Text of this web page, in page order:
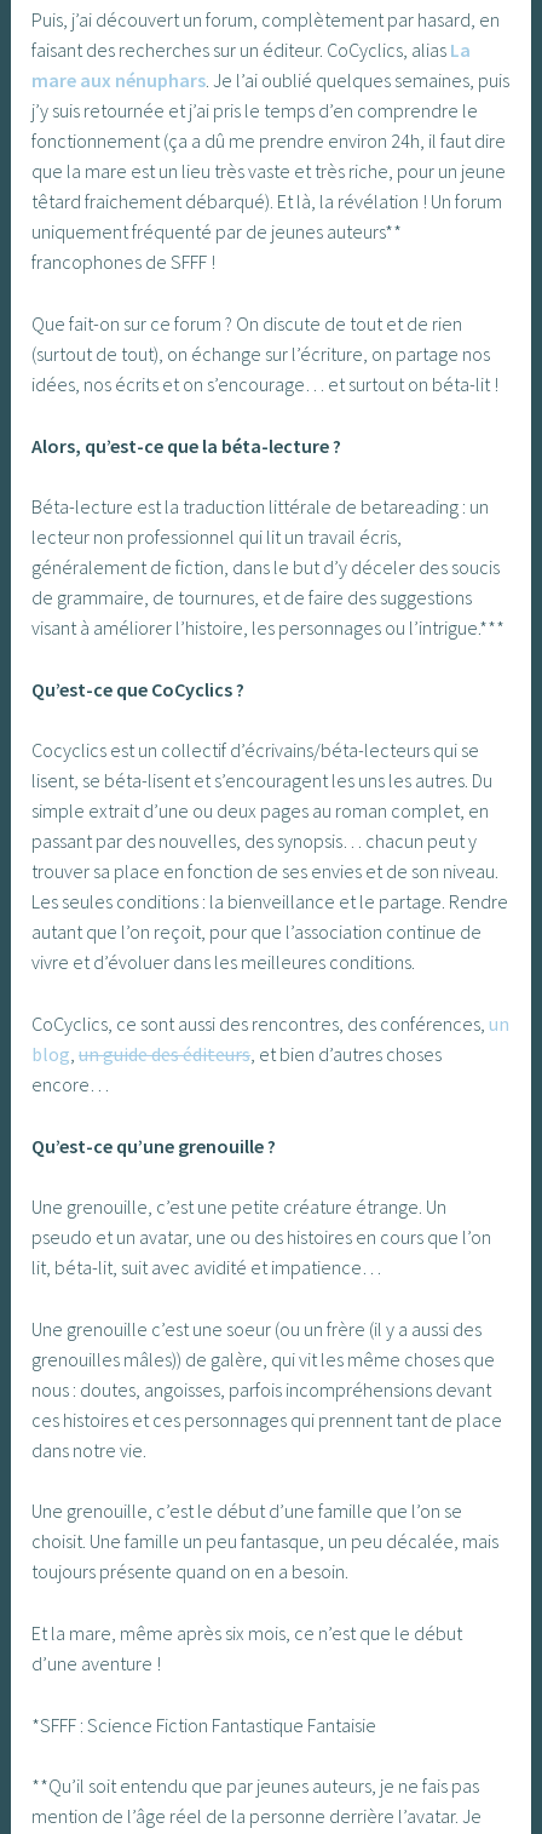
Puis, j’ai découvert un forum, complètement par hasard, en
faisant des recherches sur un éditeur. CoCyclics, alias La
mare aux nénuphars. Je l’ai oublié quelques semaines, puis
j’y suis retournée et j’ai pris le temps d’en comprendre le
fonctionnement (ça a dû me prendre environ 24h, il faut dire
que la mare est un lieu très vaste et très riche, pour un jeune
têtard fraichement débarqué). Et là, la révélation ! Un forum
uniquement fréquenté par de jeunes auteurs**
francophones de SFFF !
Que fait-on sur ce forum ? On discute de tout et de rien
(surtout de tout), on échange sur l’écriture, on partage nos
idées, nos écrits et on s’encourage… et surtout on béta-lit !
Alors, qu’est-ce que la béta-lecture ?
Béta-lecture est la traduction littérale de betareading : un
lecteur non professionnel qui lit un travail écris,
généralement de fiction, dans le but d’y déceler des soucis
de grammaire, de tournures, et de faire des suggestions
visant à améliorer l’histoire, les personnages ou l’intrigue.***
Qu’est-ce que CoCyclics ?
Cocyclics est un collectif d’écrivains/béta-lecteurs qui se
lisent, se béta-lisent et s’encouragent les uns les autres. Du
simple extrait d’une ou deux pages au roman complet, en
passant par des nouvelles, des synopsis… chacun peut y
trouver sa place en fonction de ses envies et de son niveau.
Les seules conditions : la bienveillance et le partage. Rendre
autant que l’on reçoit, pour que l’association continue de
vivre et d’évoluer dans les meilleures conditions.
CoCyclics, ce sont aussi des rencontres, des conférences,un
blog ,un guide des éditeurs , et bien d’autres choses
encore…
Qu’est-ce qu’une grenouille ?
Une grenouille, c’est une petite créature étrange. Un
pseudo et un avatar, une ou des histoires en cours que l’on
lit, béta-lit, suit avec avidité et impatience…
Une grenouille c’est une soeur (ou un frère (il y a aussi des
grenouilles mâles)) de galère, qui vit les même choses que
nous : doutes, angoisses, parfois incompréhensions devant
ces histoires et ces personnages qui prennent tant de place
dans notre vie.
Une grenouille, c’est le début d’une famille que l’on se
choisit. Une famille un peu fantasque, un peu décalée, mais
toujours présente quand on en a besoin.
Et la mare, même après six mois, ce n’est que le début
d’une aventure !
*SFFF : Science Fiction Fantastique Fantaisie
**Qu’il soit entendu que par jeunes auteurs, je ne fais pas
mention de l’âge réel de la personne derrière l’avatar. Je